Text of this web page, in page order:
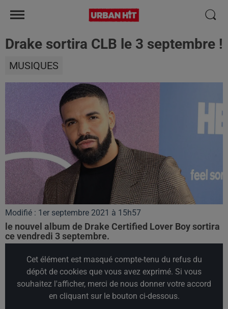
Drake sortira CLB le 3 septembre !
MUSIQUES
Modifié : 1er septembre 2021 à 15h57
le nouvel album de Drake Certified Lover Boy sortira
ce vendredi 3 septembre.
Cet élément est masqué compte-tenu du refus du
dépôt de cookies que vous avez exprimé. Si vous
souhaitez l'afficher, merci de nous donner votre accord
en cliquant sur le bouton ci-dessous.